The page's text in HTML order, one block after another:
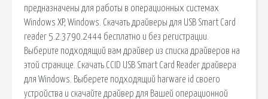
предназначены для работы в операционных системах
Windows XP, Windows. Скачать драйверы для USB Smart Card
reader 5.2.3790.2444 бесплатно и без регистрации.
Выберите подходящий вам драйвер из списка драйверов на
этой странице. Скачать CCID USB Smart Card Reader драйвера
для Windows. Выберете подходящий harware id своего
устройства и скачайте драйвер для Вашей операционной